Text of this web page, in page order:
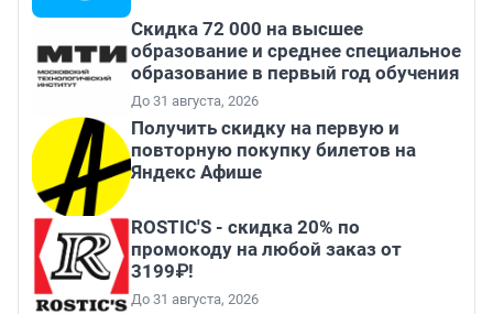
Скидка 72 000 на высшее
образование и среднее специальное
образование в первый год обучения
До 31 августа, 2026
Получить скидку на первую и
повторную покупку билетов на
Яндекс Афише
ROSTIC'S - скидка 20% по
промокоду на любой заказ от
3199₽!
До 31 августа, 2026